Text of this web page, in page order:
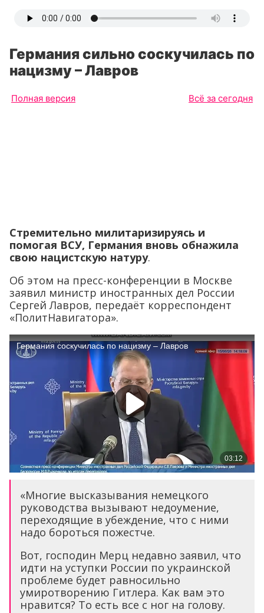
Германия сильно соскучилась по
нацизму – Лавров
Полная версия Всё за сегодня
Стремительно милитаризируясь и
помогая ВСУ, Германия вновь обнажила
свою нацистскую натуру.
Об этом на пресс-конференции в Москве
заявил министр иностранных дел России
Сергей Лавров, передаёт корреспондент
«ПолитНавигатора».
«Многие высказывания немецкого
руководства вызывают недоумение,
переходящие в убеждение, что с ними
надо бороться пожестче.
Вот, господин Мерц недавно заявил, что
идти на уступки России по украинской
проблеме будет равносильно
умиротворению Гитлера. Как вам это
нравится? То есть все с ног на голову.